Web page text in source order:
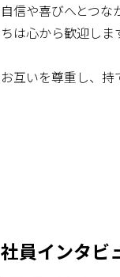
自信や喜びへとつ
ちは心から歓迎しま
お互いを尊重し、
社員インタビ